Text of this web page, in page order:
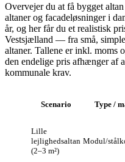
Overvejer du at få bygget
altaner og facadeløsninger i
år, og her får du et realistisk
Vestsjælland — fra små,
altaner. Tallene er inkl. moms
den endelige pris afhænger af
kommunale krav.
Scenario Type /
Lille
lejlighedsaltan
(2–3 m²)
Modul/